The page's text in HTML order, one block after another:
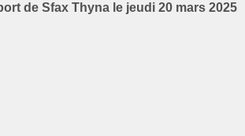
de Sfax Thyna le jeudi 20 mars 2025